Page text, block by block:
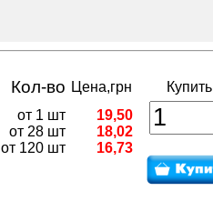
Кол-во Цена,грн
Купить
от 1 шт
от 28 шт
от 120 шт
19,50
18,02
16,73